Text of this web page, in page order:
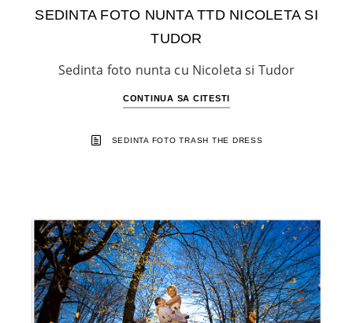
SEDINTA FOTO NUNTA TTD NICOLETA SI
TUDOR
Sedinta foto nunta cu Nicoleta si Tudor
CONTINUA SA CITESTI
SEDINTA FOTO TRASH THE DRESS